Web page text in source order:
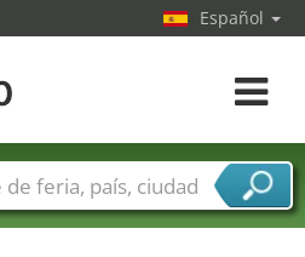
Español
toggle
Países
Ciudades